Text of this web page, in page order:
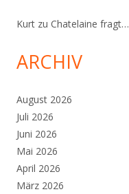
Kurt zu Chatelaine fragt…
ARCHIV
August 2026
Juli 2026
Juni 2026
Mai 2026
April 2026
März 2026